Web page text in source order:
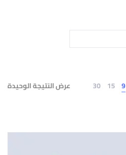
عرض النتيجة الوحيدة 9
15
30